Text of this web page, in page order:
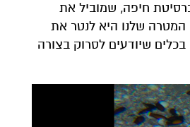
חיפה, שמוביל את
המטרה שלנו היא לנטר את
שיודעים לסרוק בצורה